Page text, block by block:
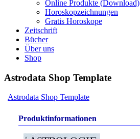
Online Produkte (Download)
Horoskopzeichnungen
Gratis Horoskope
Zeitschrift
Bücher
Über uns
Shop
Astrodata Shop Template
Astrodata Shop Template
Produktinformationen